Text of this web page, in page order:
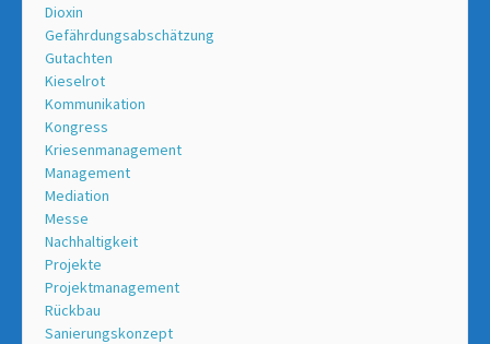
Dioxin
Gefährdungsabschätzung
Gutachten
Kieselrot
Kommunikation
Kongress
Kriesenmanagement
Management
Mediation
Messe
Nachhaltigkeit
Projekte
Projektmanagement
Rückbau
Sanierungskonzept